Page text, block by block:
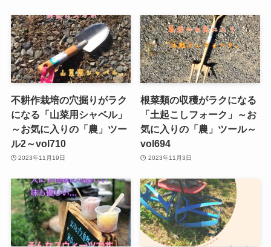
不耕作栽培の穴掘りがラク
になる「山菜用シャベル」
～お気に入りの「農」ツー
ル2～vol710
2023年11月19日
根菜類の収穫がラクになる
「土起こしフォーク」～お
気に入りの「農」ツール～
vol694
2023年11月3日